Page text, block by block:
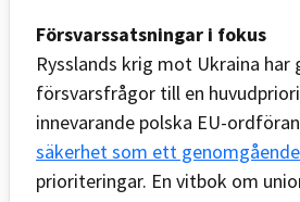
Försvarssatsningar i fokus
Rysslands krig mot Ukraina har
försvarsfrågor till en
innevarande polska EU-
säkerhet som ett
prioriteringar. En vitbok om